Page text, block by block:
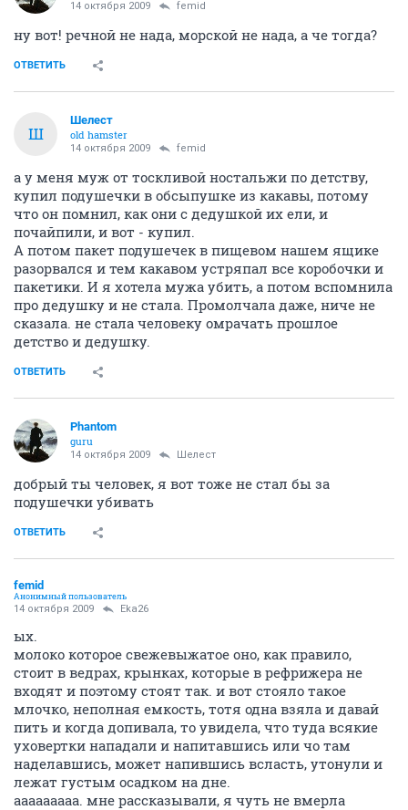
14 октября 2009 femid
ну вот! речной не нада, морской не нада, а че тогда?
ОТВЕТИТЬ
Ш
Шелест
old hamster
14 октября 2009 femid
а у меня муж от тоскливой ностальжи по детству,
купил подушечки в обсыпушке из какавы, потому
что он помнил, как они с дедушкой их ели, и
почайпили, и вот - купил.
А потом пакет подушечек в пищевом нашем ящике
разорвался и тем какавом устряпал все коробочки и
пакетики. И я хотела мужа убить, а потом вспомнила
про дедушку и не стала. Промолчала даже, ниче не
сказала. не стала человеку омрачать прошлое
детство и дедушку.
ОТВЕТИТЬ
Phantom
guru
14 октября 2009 Шелест
добрый ты человек, я вот тоже не стал бы за
подушечки убивать
ОТВЕТИТЬ
femid
Анонимный пользователь
14 октября 2009 Eka26
ых.
молоко которое свежевыжатое оно, как правило,
стоит в ведрах, крынках, которые в рефрижера не
входят и поэтому стоят так. и вот стояло такое
млочко, неполная емкость, тотя одна взяла и давай
пить и когда допивала, то увидела, что туда всякие
уховертки нападали и напитавшись или чо там
наделавшись, может напившись всласть, утонули и
лежат густым осадком на дне.
ааааааааа. мне рассказывали, я чуть не вмерла